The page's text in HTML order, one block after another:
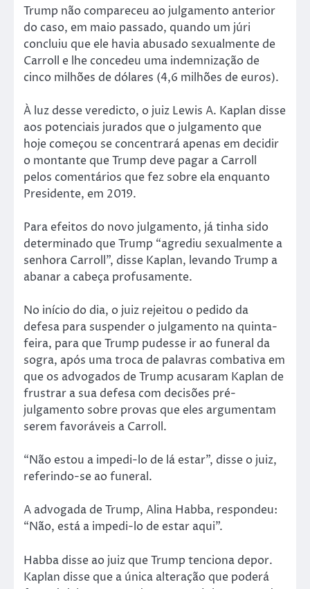
Trump não compareceu ao julgamento anterior
do caso, em maio passado, quando um júri
concluiu que ele havia abusado sexualmente de
Carroll e lhe concedeu uma indemnização de
cinco milhões de dólares (4,6 milhões de euros).
À luz desse veredicto, o juiz Lewis A. Kaplan disse
aos potenciais jurados que o julgamento que
hoje começou se concentrará apenas em decidir
o montante que Trump deve pagar a Carroll
pelos comentários que fez sobre ela enquanto
Presidente, em 2019.
Para efeitos do novo julgamento, já tinha sido
determinado que Trump “agrediu sexualmente a
senhora Carroll”, disse Kaplan, levando Trump a
abanar a cabeça profusamente.
No início do dia, o juiz rejeitou o pedido da
defesa para suspender o julgamento na quinta-
feira, para que Trump pudesse ir ao funeral da
sogra, após uma troca de palavras combativa em
que os advogados de Trump acusaram Kaplan de
frustrar a sua defesa com decisões pré-
julgamento sobre provas que eles argumentam
serem favoráveis a Carroll.
“Não estou a impedi-lo de lá estar”, disse o juiz,
referindo-se ao funeral.
A advogada de Trump, Alina Habba, respondeu:
“Não, está a impedi-lo de estar aqui”.
Habba disse ao juiz que Trump tenciona depor.
Kaplan disse que a única alteração que poderá